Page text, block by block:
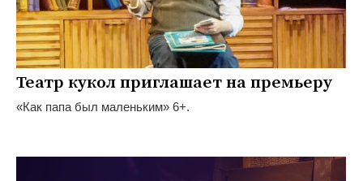
Театр кукол приглашает на премьеру
«Как папа был маленьким» 6+.